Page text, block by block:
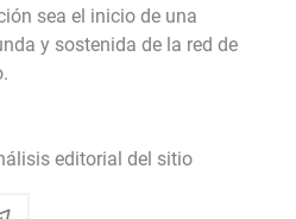
sea el inicio de una
y sostenida de la red de
editorial del sitio